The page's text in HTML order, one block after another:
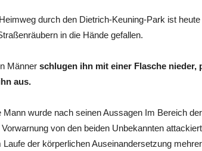
durch den Dietrich-Keuning-Park ist
in die Hände gefallen.
Männer schlugen ihn mit einer Flasche
aus.
Mann wurde nach seinen Aussagen Im Bereich
Vorwarnung von den beiden Unbekannten
Laufe der körperlichen Auseinandersetzung